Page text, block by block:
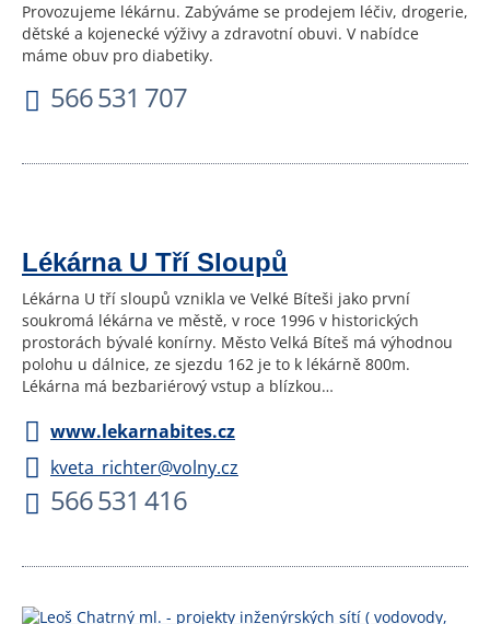
Provozujeme lékárnu. Zabýváme se prodejem léčiv, drogerie,
dětské a kojenecké výživy a zdravotní obuvi. V nabídce
máme obuv pro diabetiky.
566 531 707
Lékárna U Tří Sloupů
Lékárna U tří sloupů vznikla ve Velké Bíteši jako první
soukromá lékárna ve městě, v roce 1996 v historických
prostorách bývalé konírny. Město Velká Bíteš má výhodnou
polohu u dálnice, ze sjezdu 162 je to k lékárně 800m.
Lékárna má bezbariérový vstup a blízkou…
www.lekarnabites.cz
kveta_richter@volny.cz
566 531 416